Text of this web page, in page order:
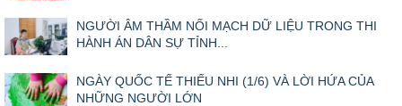
NGƯỜI ÂM THẦM NỐI MẠCH DỮ LIỆU TRONG THI
HÀNH ÁN DÂN SỰ TỈNH...
NGÀY QUỐC TẾ THIẾU NHI (1/6) VÀ LỜI HỨA CỦA
NHỮNG NGƯỜI LỚN